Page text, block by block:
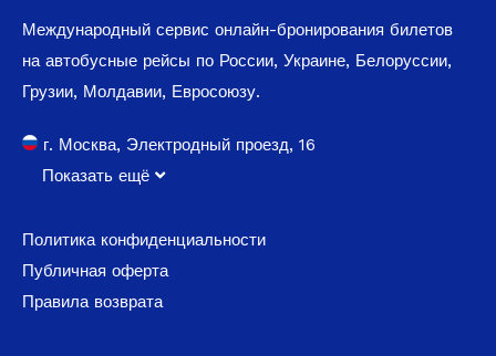
Международный сервис онлайн-бронирования билетов
на автобусные рейсы по России, Украине, Белоруссии,
Грузии, Молдавии, Евросоюзу.
г. Москва, Электродный проезд, 16
Показать ещё
Политика конфиденциальности
Публичная оферта
Правила возврата